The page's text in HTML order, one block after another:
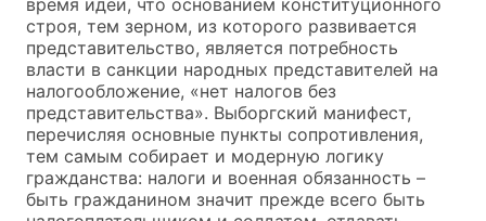
строя, тем зерном, из которого развивается
представительство, является потребность
власти в санкции народных представителей на
налогообложение, «нет налогов без
представительства». Выборгский манифест,
перечисляя основные пункты сопротивления,
тем самым собирает и модерную логику
гражданства: налоги и военная обязанность –
быть гражданином значит прежде всего быть